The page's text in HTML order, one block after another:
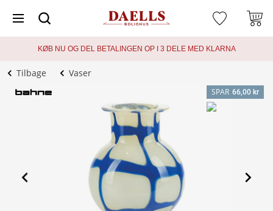
KØB NU OG DEL BETALINGEN OP I 3 DELE MED KLARNA
Tilbage Vaser
SPAR 66,00 kr